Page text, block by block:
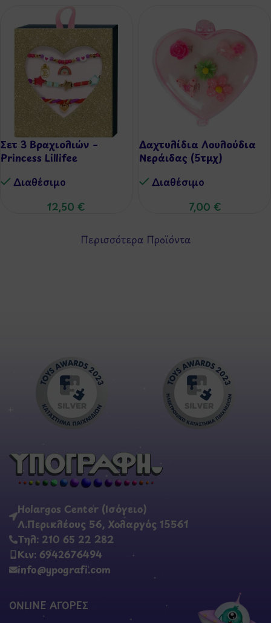
Σετ 3 Βραχιολιών –
Princess Lillifee
Διαθέσιμo
12,50 €
Δαχτυλίδια Λουλούδια
Νεράιδας (5τμχ)
Διαθέσιμo
7,00 €
Περισσότερα Προϊόντα
Holargos Center (Ισόγειο)
Λ.Περικλέους 56, Χολαργός 15561
Τηλ: 210 65 22 282
Κιν: 6942676494
info@ypografi.com
ONLINE ΑΓΟΡΕΣ